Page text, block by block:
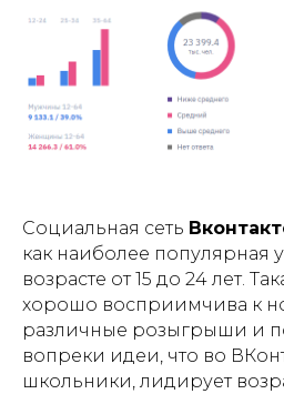
Социальная сеть
как наиболее популярная
возрасте от 15 до 24 лет.
хорошо восприимчива к
различные розыгрыши и
вопреки идеи, что во
школьники, лидирует